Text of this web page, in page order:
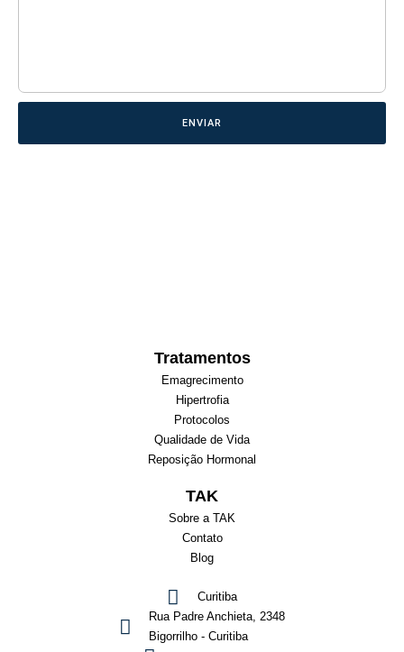
ENVIAR
Tratamentos
Emagrecimento
Hipertrofia
Protocolos
Qualidade de Vida
Reposição Hormonal
TAK
Sobre a TAK
Contato
Blog
Curitiba
Rua Padre Anchieta, 2348
Bigorrilho - Curitiba